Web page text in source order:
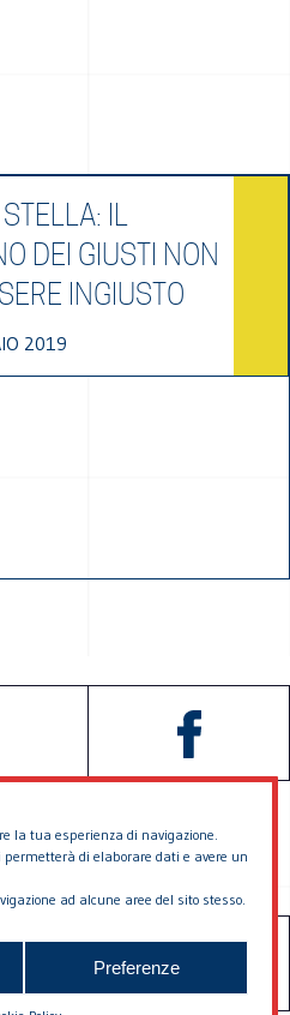
la tua esperienza di navigazione.
permetterà di elaborare dati e avere un
ad alcune aree del sito stesso.
Preferenze
CONTATTACI
IL
DEI GIUSTI NON
INGIUSTO
2019